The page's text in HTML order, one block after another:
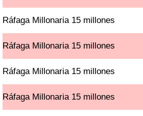
Ráfaga Millonaria 15 millones
Ráfaga Millonaria 15 millones
Ráfaga Millonaria 15 millones
Ráfaga Millonaria 15 millones